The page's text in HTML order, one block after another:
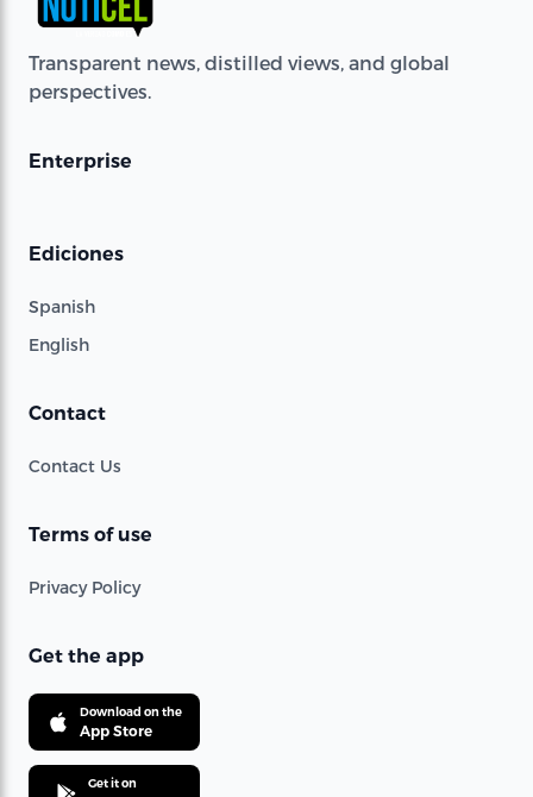
Transparent news, distilled views, and global
perspectives.
Enterprise
Ediciones
Spanish
English
Contact
Contact Us
Terms of use
Privacy Policy
Get the app
Download on the
App Store
Get it on